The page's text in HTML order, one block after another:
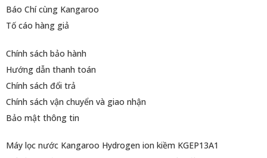
Báo Chí cùng Kangaroo
Tố cáo hàng giả
Chính sách bảo hành
Hướng dẫn thanh toán
Chính sách đổi trả
Chính sách vận chuyển và giao nhận
Bảo mật thông tin
Máy lọc nước Kangaroo Hydrogen ion kiềm KGEP13A1